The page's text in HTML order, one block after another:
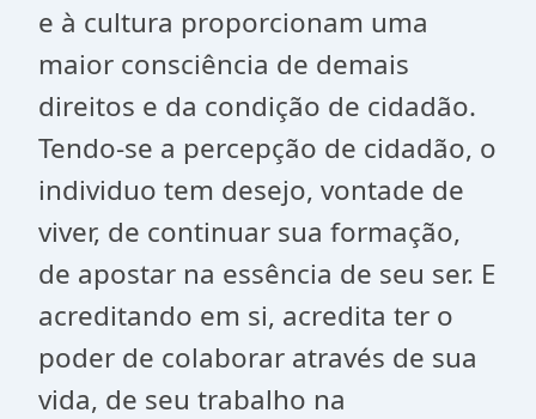
e à cultura proporcionam uma
maior consciência de demais
direitos e da condição de cidadão.
Tendo-se a percepção de cidadão, o
individuo tem desejo, vontade de
viver, de continuar sua formação,
de apostar na essência de seu ser. E
acreditando em si, acredita ter o
poder de colaborar através de sua
vida, de seu trabalho na